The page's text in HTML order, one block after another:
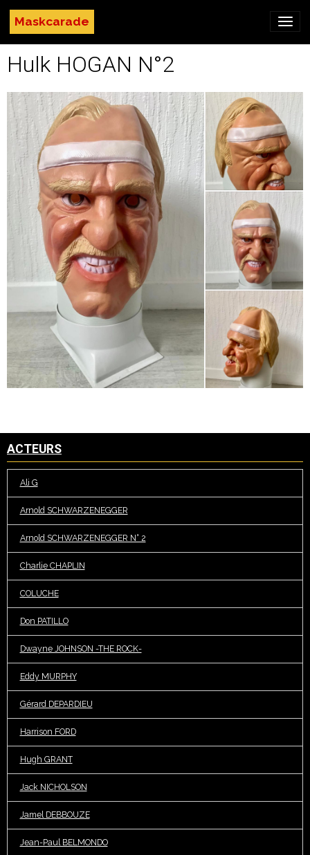
Maskcarade
Hulk HOGAN N°2
ACTEURS
Ali G
Arnold SCHWARZENEGGER
Arnold SCHWARZENEGGER N° 2
Charlie CHAPLIN
COLUCHE
Don PATILLO
Dwayne JOHNSON -THE ROCK-
Eddy MURPHY
Gérard DEPARDIEU
Harrison FORD
Hugh GRANT
Jack NICHOLSON
Jamel DEBBOUZE
Jean-Paul BELMONDO